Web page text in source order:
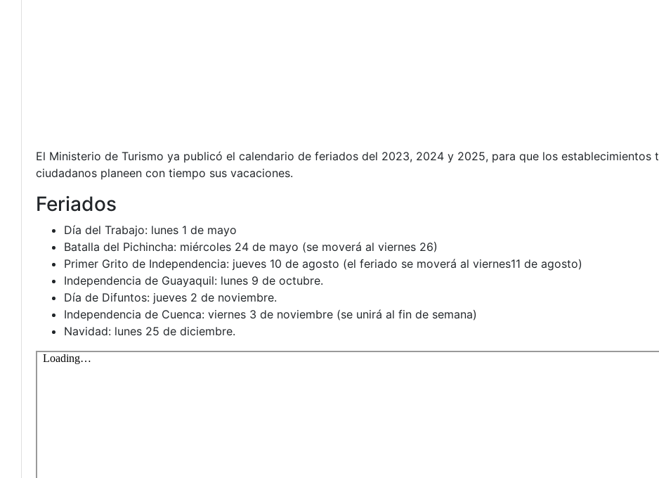
El Ministerio de Turismo ya publicó el calendario de feriados del 2023, 2024 y 2025, para que los establecimientos
ciudadanos planeen con tiempo sus vacaciones.
Feriados
Día del Trabajo: lunes 1 de mayo
Batalla del Pichincha: miércoles 24 de mayo (se moverá al viernes 26)
Primer Grito de Independencia: jueves 10 de agosto (el feriado se moverá al viernes11 de agosto)
Independencia de Guayaquil: lunes 9 de octubre.
Día de Difuntos: jueves 2 de noviembre.
Independencia de Cuenca: viernes 3 de noviembre (se unirá al fin de semana)
Navidad: lunes 25 de diciembre.